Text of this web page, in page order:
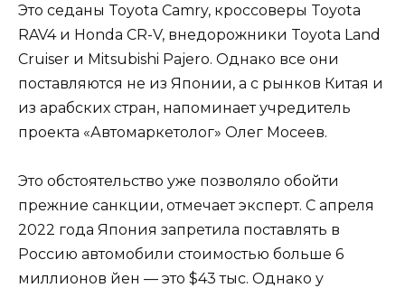
Это седаны Toyota Camry, кроссоверы Toyota
RAV4 и Honda CR-V, внедорожники Toyota Land
Cruiser и Mitsubishi Pajero. Однако все они
поставляются не из Японии, а с рынков Китая и
из арабских стран, напоминает учредитель
проекта «Автомаркетолог» Олег Мосеев.
Это обстоятельство уже позволяло обойти
прежние санкции, отмечает эксперт. С апреля
2022 года Япония запретила поставлять в
Россию автомобили стоимостью больше 6
миллионов йен — это $43 тыс. Однако у